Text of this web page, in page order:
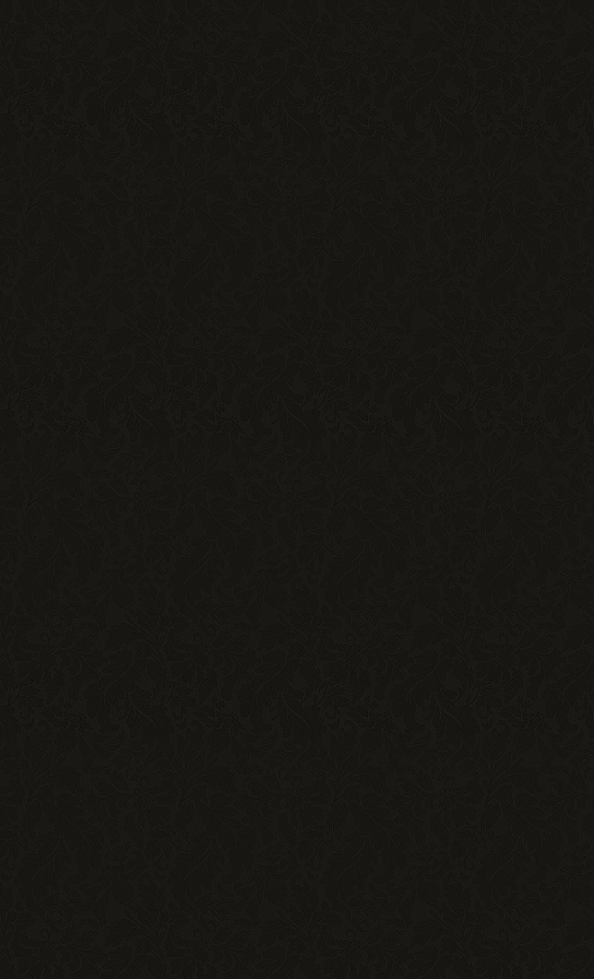
ーパ
オギ
シ
ービ
Mario
ェク
イ
アリ
ビ
ー
ゲイ
Again
ン1-